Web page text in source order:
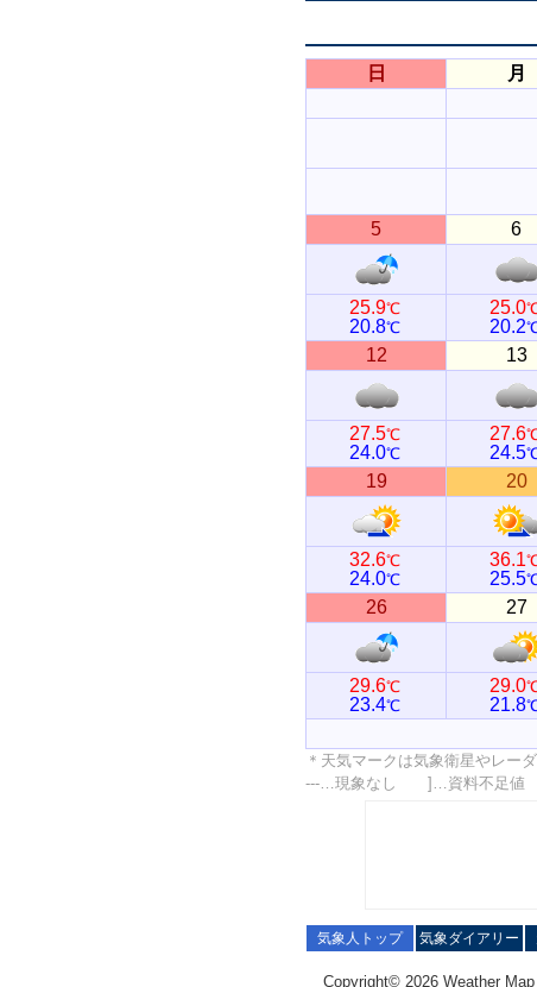
日 月
5 6
25.9℃
20.8℃
25.0
20.2
12 13
27.5℃
24.0℃
27.6
24.5
19 20
32.6℃
24.0℃
36.1
25.5
26 27
29.6℃
23.4℃
29.0
21.8
＊天気マークは気象衛星やレー
---…現象なし ]…資料不足
気象人トップ 気象ダイアリー
Copyright© 2026 Weather